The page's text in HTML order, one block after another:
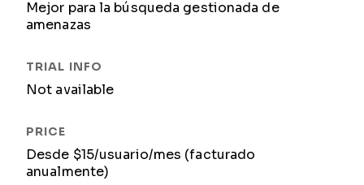
Mejor para la búsqueda gestionada de
amenazas
Not available
Desde $15/usuario/mes (facturado
anualmente)